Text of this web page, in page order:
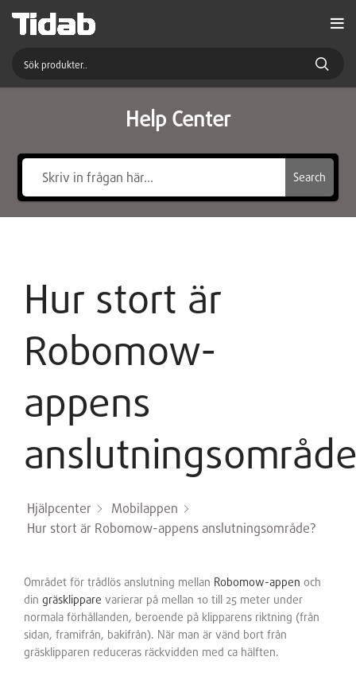
Help Center
Search
Hur stort är
Robomow-
appens
Hjälpcenter
Mobilappen
Hur stort är Robomow-appens anslutningsområde?
Området för trådlös anslutning mellan Robomow-appen och
din gräsklippare varierar på mellan 10 till 25 meter under
normala förhållanden, beroende på klipparens riktning (från
sidan, framifrån, bakifrån). När man är vänd bort från
gräsklipparen reduceras räckvidden med ca hälften.